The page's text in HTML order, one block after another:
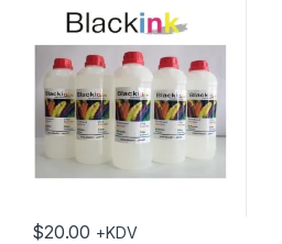
$20.00 +KDV